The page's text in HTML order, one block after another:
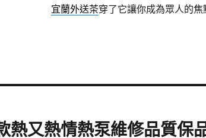
宜蘭外送茶穿了它讓你成為眾人的焦
熱又熱情熱泵維修品質保